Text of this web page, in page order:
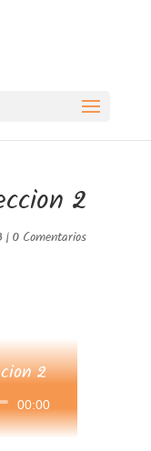
2
| 0 Comentarios
2
00:00